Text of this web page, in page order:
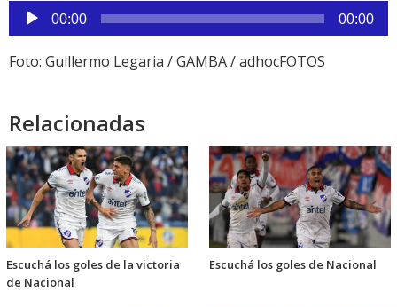
Reproductor
de
audio
00:00 00:00
Foto: Guillermo Legaria / GAMBA / adhocFOTOS
Relacionadas
Escuchá los goles de la victoria
de Nacional
Escuchá los goles de Nacional